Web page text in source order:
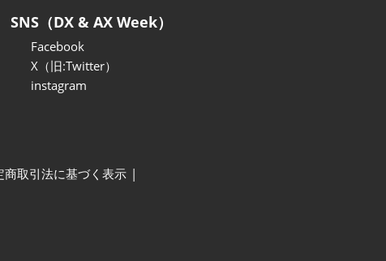
SNS（DX & AX Week）
Facebook
X（旧:Twitter）
instagram
商取引法に基づく表示